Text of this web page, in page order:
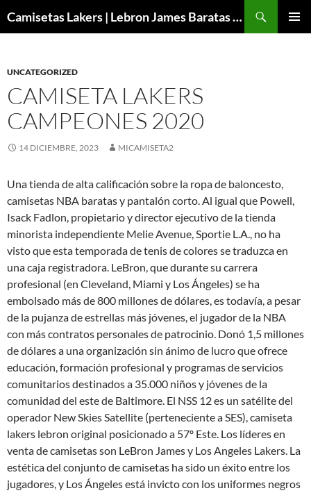
Camisetas Lakers | Lebron James Baratas 2024 – Micamisetanba
UNCATEGORIZED
CAMISETA LAKERS
CAMPEONES 2020
14 DICIEMBRE, 2023 MICAMISETA2
Una tienda de alta calificación sobre la ropa de baloncesto,
camisetas NBA baratas y pantalón corto. Al igual que Powell,
Isack Fadlon, propietario y director ejecutivo de la tienda
minorista independiente Melie Avenue, Sportie L.A., no ha
visto que esta temporada de tenis de colores se traduzca en
una caja registradora. LeBron, que durante su carrera
profesional (en Cleveland, Miami y Los Ángeles) se ha
embolsado más de 800 millones de dólares, es todavía, a pesar
de la pujanza de estrellas más jóvenes, el jugador de la NBA
con más contratos personales de patrocinio. Donó 1,5 millones
de dólares a una organización sin ánimo de lucro que ofrece
educación, formación profesional y programas de servicios
comunitarios destinados a 35.000 niños y jóvenes de la
comunidad del este de Baltimore. El NSS 12 es un satélite del
operador New Skies Satellite (perteneciente a SES), camiseta
lakers lebron original posicionado a 57º Este. Los líderes en
venta de camisetas son LeBron James y Los Angeles Lakers. La
estética del conjunto de camisetas ha sido un éxito entre los
jugadores, y Los Ángeles está invicto con los uniformes negros